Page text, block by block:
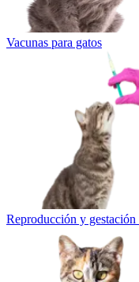
Vacunas para gatos
Reproducción y gestación